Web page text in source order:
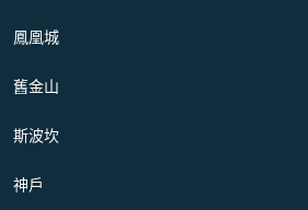
鳳凰城
舊金山
斯波坎
神戶